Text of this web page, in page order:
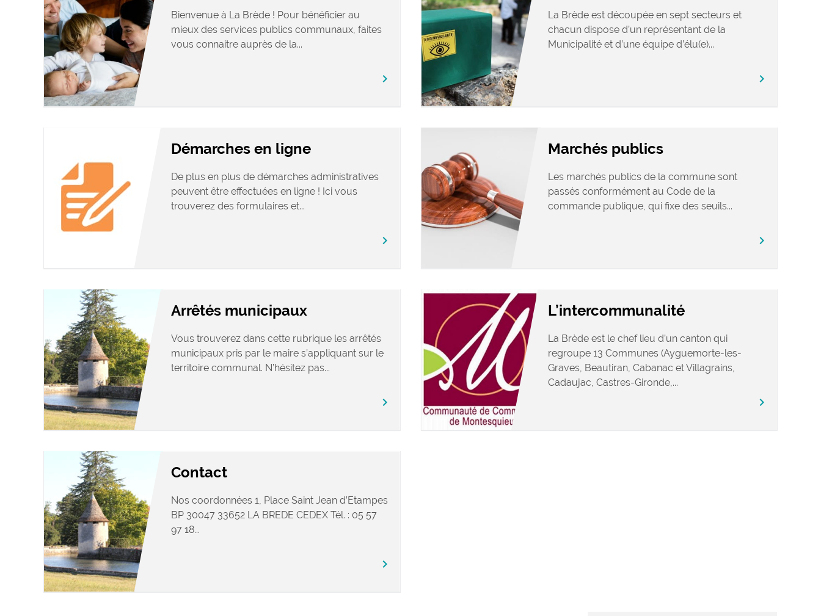
Bienvenue à La Brède ! Pour bénéficier au
mieux des services publics communaux, faites
vous connaitre auprès de la...
chevron_right
La Brède est découpée en sept secteurs et
chacun dispose d’un représentant de la
Municipalité et d’une équipe d’élu(e)...
chevron_right
Démarches en ligne
De plus en plus de démarches administratives
peuvent être effectuées en ligne ! Ici vous
trouverez des formulaires et...
chevron_right
Marchés publics
Les marchés publics de la commune sont
passés conformément au Code de la
commande publique, qui fixe des seuils...
chevron_right
Arrêtés municipaux
Vous trouverez dans cette rubrique les arrêtés
municipaux pris par le maire s’appliquant sur le
territoire communal. N’hésitez pas...
chevron_right
L’intercommunalité
La Brède est le chef lieu d’un canton qui
regroupe 13 Communes (Ayguemorte-les-
Graves, Beautiran, Cabanac et Villagrains,
Cadaujac, Castres-Gironde,...
chevron_right
Contact
Nos coordonnées 1, Place Saint Jean d’Etampes
BP 30047 33652 LA BREDE CEDEX Tél. : 05 57
97 18...
chevron_right